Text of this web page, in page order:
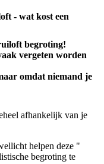
- wat kost een
begroting!
vergeten worden
omdat niemand je
afhankelijk van je
helpen deze "
begroting te